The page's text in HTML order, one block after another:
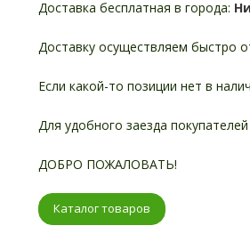
Доставка бесплатная в города:
Доставку осуществляем быстро
Если какой-то позиции нет в
Для удобного заезда
ДОБРО ПОЖАЛОВАТЬ!
Каталог товаров